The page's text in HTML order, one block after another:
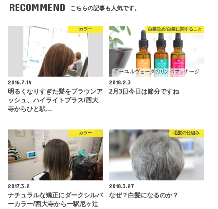
RECOMMEND こちらの記事も人気です。
カラー
2016.7.14
明るくなりすぎた髪をブラウンア
ッシュ、ハイライトプラス/西大
寺からひと駅…
白髪染め/白髪に関すること
2018.2.3
2月3日今日は節分ですね
カラー
2017.3.2
ナチュラルな矯正にダークシルバ
ーカラー/西大寺から一駅尼ヶ辻
毛髪の仕組み
2018.3.27
なぜ？白髪になるのか？